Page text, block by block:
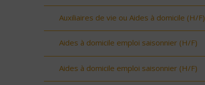
Auxiliaires de vie ou Aides à domicile (H/F)
Aides à domicile emploi saisonnier (H/F)
Aides à domicile emploi saisonnier (H/F)